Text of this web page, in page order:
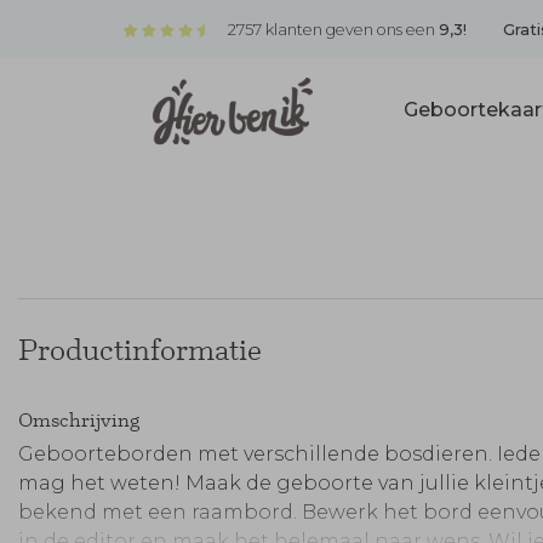
2757 klanten geven ons een 9,3!
Productinformatie
Omschrijving
Geboorteborden met verschillende bosdieren.
mag het weten! Maak de geboorte van jullie
bekend met een raambord. Bewerk het bord